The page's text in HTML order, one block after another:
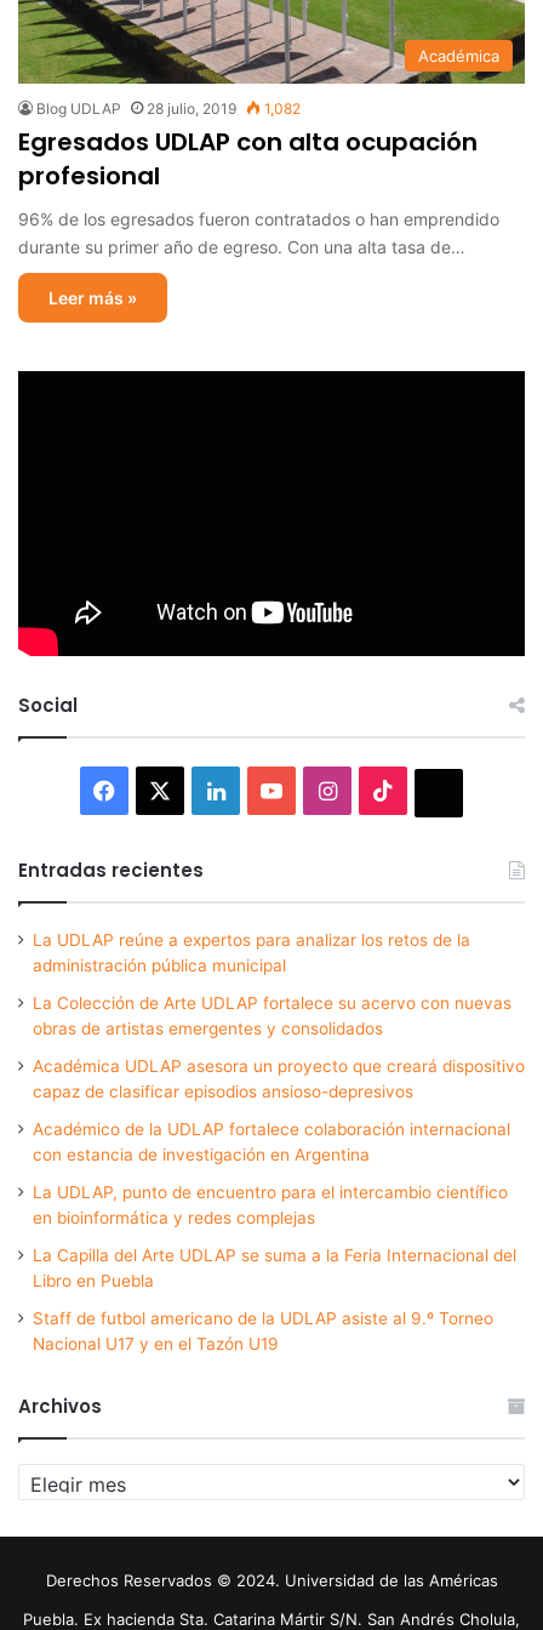
Académica
Blog UDLAP 28 julio, 2019 1,082
Egresados UDLAP con alta ocupación
profesional
96% de los egresados fueron contratados o han emprendido
durante su primer año de egreso. Con una alta tasa de…
Leer más »
Social
Facebook LinkedInYouTubeInstagram
Entradas recientes
La UDLAP reúne a expertos para analizar los retos de la
administración pública municipal
La Colección de Arte UDLAP fortalece su acervo con nuevas
obras de artistas emergentes y consolidados
Académica UDLAP asesora un proyecto que creará dispositivo
capaz de clasificar episodios ansioso-depresivos
Académico de la UDLAP fortalece colaboración internacional
con estancia de investigación en Argentina
La UDLAP, punto de encuentro para el intercambio científico
en bioinformática y redes complejas
La Capilla del Arte UDLAP se suma a la Feria Internacional del
Libro en Puebla
Staff de futbol americano de la UDLAP asiste al 9.º Torneo
Nacional U17 y en el Tazón U19
Archivos
Archivos
Derechos Reservados © 2024. Universidad de las Américas
Puebla. Ex hacienda Sta. Catarina Mártir S/N. San Andrés Cholula,